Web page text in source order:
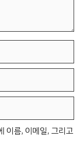
이름, 이메일, 그리고